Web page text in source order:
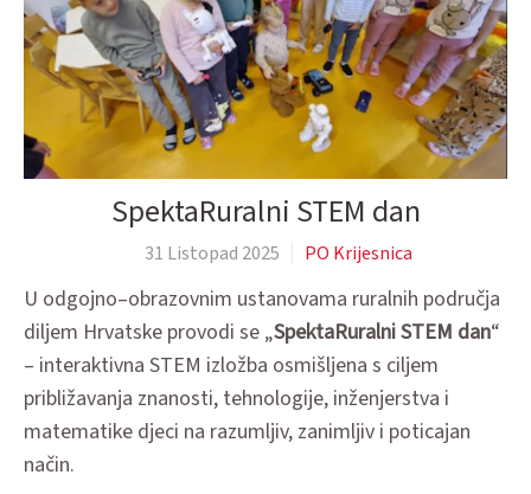
SpektaRuralni STEM dan
31 Listopad 2025 PO Krijesnica
U odgojno–obrazovnim ustanovama ruralnih područja
diljem Hrvatske provodi se „SpektaRuralni STEM dan“
– interaktivna STEM izložba osmišljena s ciljem
približavanja znanosti, tehnologije, inženjerstva i
matematike djeci na razumljiv, zanimljiv i poticajan
način.